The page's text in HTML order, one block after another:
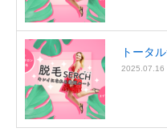
トータ
2025.07.16